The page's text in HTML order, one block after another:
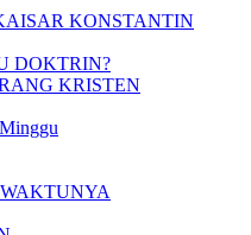
KONSTANTIN
DOKTRIN?
KRISTEN